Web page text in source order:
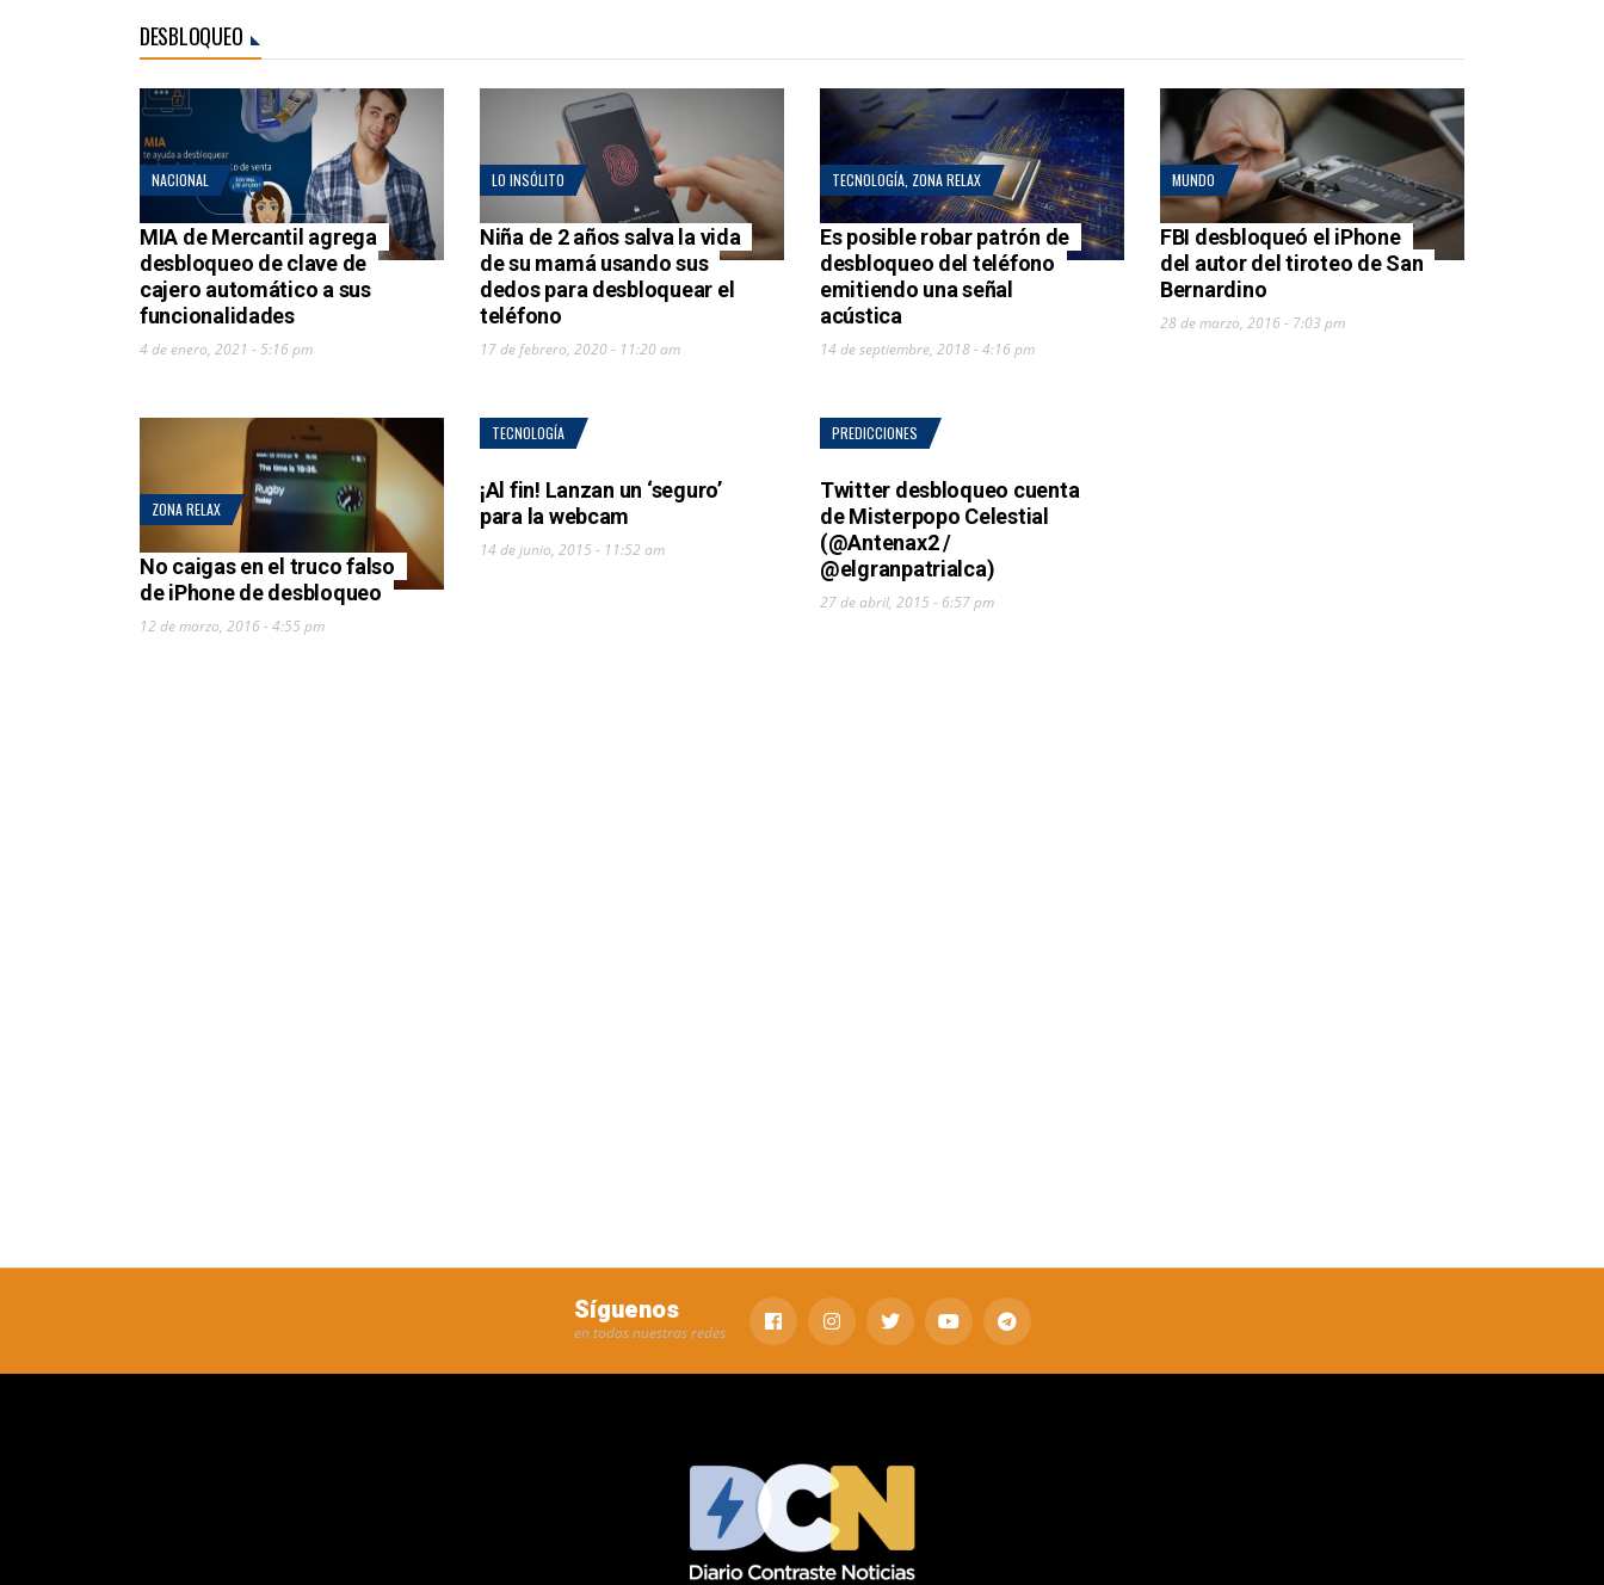
DESBLOQUEO
NACIONAL
MIA de Mercantil agrega
desbloqueo de clave de
cajero automático a sus
funcionalidades
4 de enero, 2021 - 5:16 pm
LO INSÓLITO
Niña de 2 años salva la vida
de su mamá usando sus
dedos para desbloquear el
teléfono
17 de febrero, 2020 - 11:20 am
TECNOLOGÍA ZONA RELAX
Es posible robar patrón de
desbloqueo del teléfono
emitiendo una señal
acústica
14 de septiembre, 2018 - 4:16 pm
MUNDO
FBI desbloqueó el iPhone
del autor del tiroteo de San
Bernardino
28 de marzo, 2016 - 7:03 pm
ZONA RELAX
No caigas en el truco falso
de iPhone de desbloqueo
12 de marzo, 2016 - 4:55 pm
TECNOLOGÍA
¡Al fin! Lanzan un ‘seguro’
para la webcam
14 de junio, 2015 - 11:52 am
PREDICCIONES
Twitter desbloqueo cuenta
de Misterpopo Celestial
(@Antenax2 /
@elgranpatrialca)
27 de abril, 2015 - 6:57 pm
Síguenos
en todas nuestras redes